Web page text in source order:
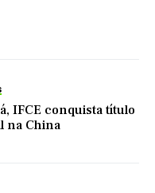
IFCE conquista título
na China